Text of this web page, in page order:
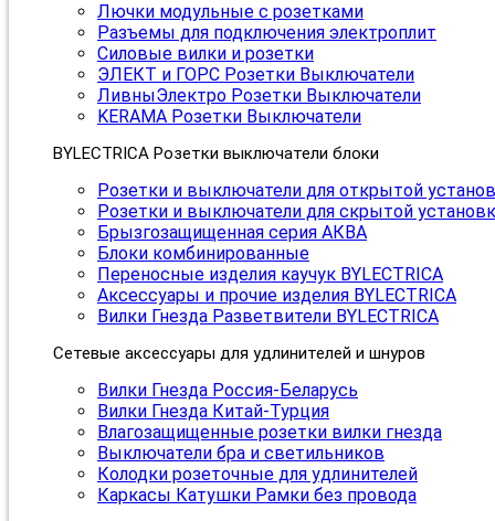
Лючки модульные с розетками
Разъемы для подключения электроплит
Силовые вилки и розетки
ЭЛЕКТ и ГОРС Розетки Выключатели
ЛивныЭлектро Розетки Выключатели
KERAMA Розетки Выключатели
BYLECTRICA Розетки выключатели блоки
Розетки и выключатели для открытой
Розетки и выключатели для скрытой
Брызгозащищенная серия АКВА
Блоки комбинированные
Переносные изделия каучук BYLECTRICA
Аксессуары и прочие изделия BYLECTRICA
Вилки Гнезда Разветвители BYLECTRICA
Сетевые аксессуары для удлинителей и шнуров
Вилки Гнезда Россия-Беларусь
Вилки Гнезда Китай-Турция
Влагозащищенные розетки вилки гнезда
Выключатели бра и светильников
Колодки розеточные для удлинителей
Каркасы Катушки Рамки без провода